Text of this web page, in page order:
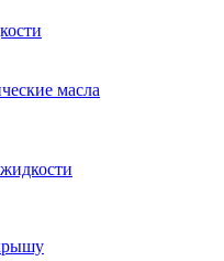
масла